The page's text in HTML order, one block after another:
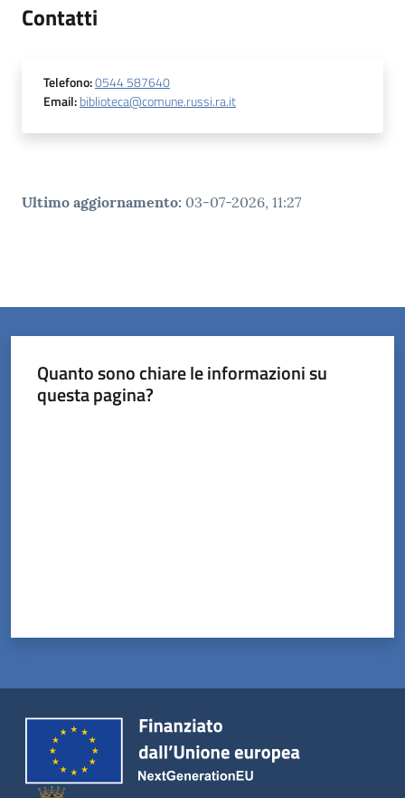
Contatti
Telefono:0544 587640
Email:biblioteca@comune.russi.ra.it
Ultimo aggiornamento: 03-07-2026, 11:27
Quanto sono chiare le informazioni su
questa pagina?